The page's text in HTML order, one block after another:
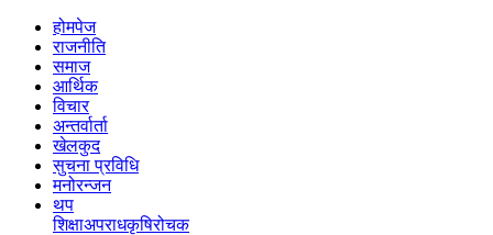
होमपेज
राजनीति
समाज
आर्थिक
विचार
अन्तर्वार्ता
खेलकुद
सुचना प्रविधि
मनोरन्जन
थप
शिक्षाअपराधकृषिरोचक